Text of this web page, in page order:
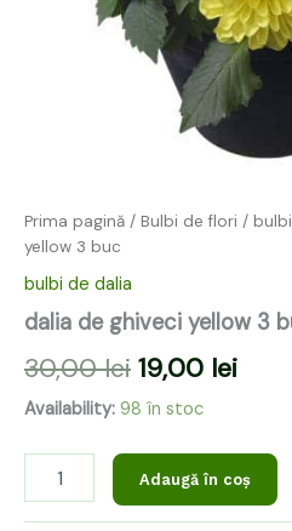
Prima pagină / Bulbi de flori /
yellow 3 buc
bulbi de dalia
dalia de ghiveci yellow 3
30,00lei 19,00 lei
Availability: 98 în stoc
Adaugă în coș